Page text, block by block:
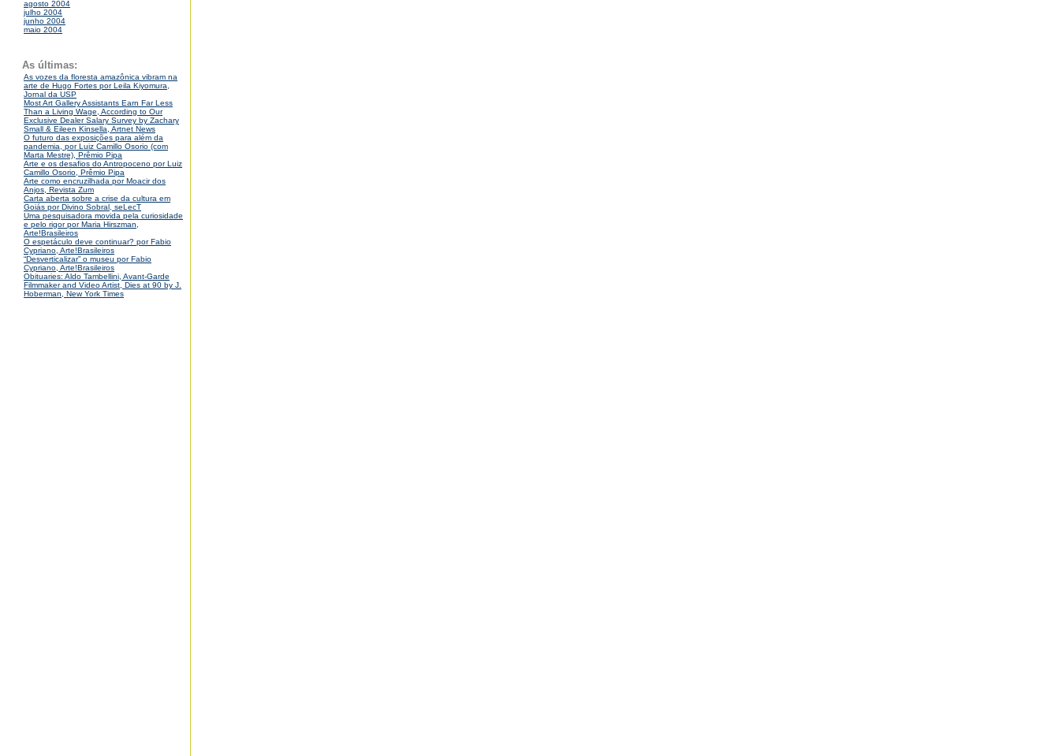
agosto 2004
julho 2004
junho 2004
maio 2004
As últimas:
As vozes da floresta amazônica vibram na
arte de Hugo Fortes por Leila Kiyomura,
Jornal da USP
Most Art Gallery Assistants Earn Far Less
Than a Living Wage, According to Our
Exclusive Dealer Salary Survey by Zachary
Small & Eileen Kinsella, Artnet News
O futuro das exposições para além da
pandemia, por Luiz Camillo Osorio (com
Marta Mestre), Prêmio Pipa
Arte e os desafios do Antropoceno por Luiz
Camillo Osorio, Prêmio Pipa
Arte como encruzilhada por Moacir dos
Anjos, Revista Zum
Carta aberta sobre a crise da cultura em
Goiás por Divino Sobral, seLecT
Uma pesquisadora movida pela curiosidade
e pelo rigor por Maria Hirszman,
Arte!Brasileiros
O espetáculo deve continuar? por Fabio
Cypriano, Arte!Brasileiros
“Desverticalizar” o museu por Fabio
Cypriano, Arte!Brasileiros
Obituaries: Aldo Tambellini, Avant-Garde
Filmmaker and Video Artist, Dies at 90 by J.
Hoberman, New York Times